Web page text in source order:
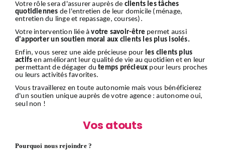
Votre rôle sera d'assurer auprès de clients les tâches
quotidiennes de l'entretien de leur domicile (ménage,
entretien du linge et repassage, courses).
Votre intervention liée àvotre savoir-être permet aussi
d'apporter un soutien moral aux clients les plus isolés.
Enfin, vous serez une aide précieuse pour les clients plus
actifs en améliorant leur qualité de vie au quotidien et en leur
permettant de dégager dutemps précieux pour leurs proches
ou leurs activités favorites.
Vous travaillerez en toute autonomie mais vous bénéficierez
d'un soutien unique auprès de votre agence : autonome oui,
seul non !
Vos atouts
Pourquoi nous rejoindre ?